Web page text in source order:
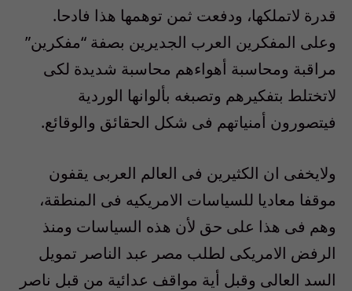
قدرة لاتملكها، ودفعت ثمن توهمها هذا فادحا.
وعلى المفكرين العرب الجديرين بصفة “مفكرين”
مراقبة ومحاسبة أهواءهم محاسبة شديدة لكى
لاتختلط بتفكيرهم وتصبغه بألوانها الوردية
فيتصورون أمنياتهم فى شكل الحقائق والوقائع.
ولايخفى ان الكثيرين فى العالم العربى يقفون
موقفا معاديا للسياسات الامريكيه فى المنطقة،
وهم فى هذا على حق لأن هذه السياسات ومنذ
الرفض الامريكى لطلب مصر عبد الناصر تمويل
السد العالى وقبل أية مواقف عدائية من قبل ناصر